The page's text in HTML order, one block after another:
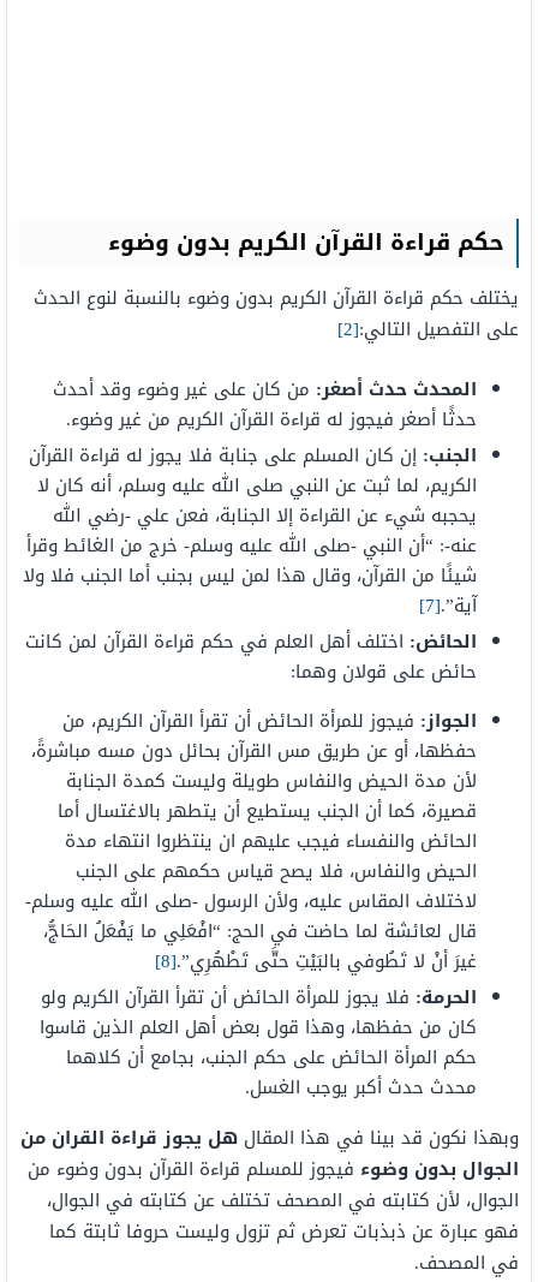
حكم قراءة القرآن الكريم بدون وضوء
يختلف حكم قراءة القرآن الكريم بدون وضوء بالنسبة لنوع الحدث
على التفصيل التالي:[2]
المحدث حدث أصغر: من كان على غير وضوء وقد أحدث
حدثًا أصغر فيجوز له قراءة القرآن الكريم من غير وضوء.
الجنب: إن كان المسلم على جنابة فلا يجوز له قراءة القرآن
الكريم، لما ثبت عن النبي صلى الله عليه وسلم، أنه كان لا
يحجبه شيء عن القراءة إلا الجنابة، فعن علي -رضي الله
عنه-: “أن النبي -صلى الله عليه وسلم- خرج من الغائط وقرأ
شيئًا من القرآن، وقال هذا لمن ليس بجنب أما الجنب فلا ولا
آية”.[7]
الحائض: اختلف أهل العلم في حكم قراءة القرآن لمن كانت
حائض على قولان وهما:
الجواز: فيجوز للمرأة الحائض أن تقرأ القرآن الكريم، من
حفظها، أو عن طريق مس القرآن بحائل دون مسه مباشرةً،
لأن مدة الحيض والنفاس طويلة وليست كمدة الجنابة
قصيرة، كما أن الجنب يستطيع أن يتطهر بالاغتسال أما
الحائض والنفساء فيجب عليهم ان ينتظروا انتهاء مدة
الحيض والنفاس، فلا يصح قياس حكمهم على الجنب
لاختلاف المقاس عليه، ولأن الرسول -صلى الله عليه وسلم-
قال لعائشة لما حاضت في الحج: “افْعَلِي ما يَفْعَلُ الحَاجُّ،
غيرَ أنْ لا تَطُوفي بالبَيْتِ حتَّى تَطْهُرِي”.[8]
الحرمة: فلا يجوز للمرأة الحائض أن تقرأ القرآن الكريم ولو
كان من حفظها، وهذا قول بعض أهل العلم الذين قاسوا
حكم المرأة الحائض على حكم الجنب، بجامع أن كلاهما
محدث حدث أكبر يوجب الغسل.
وبهذا نكون قد بينا في هذا المقال هل يجوز قراءة القران من
الجوال بدون وضوء فيجوز للمسلم قراءة القرآن بدون وضوء من
الجوال، لأن كتابته في المصحف تختلف عن كتابته في الجوال،
فهو عبارة عن ذبذبات تعرض ثم تزول وليست حروفا ثابتة كما
في المصحف.